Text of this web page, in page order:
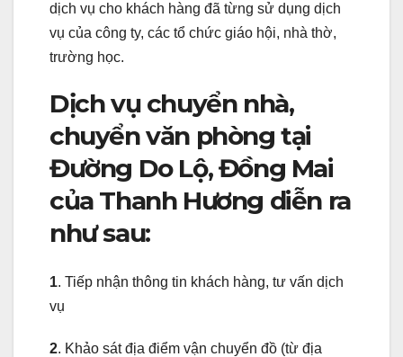
dịch vụ cho khách hàng đã từng sử dụng dịch
vụ của công ty, các tổ chức giáo hội, nhà thờ,
trường học.
Dịch vụ chuyển nhà,
chuyển văn phòng tại
Đường Do Lộ, Đồng Mai
của Thanh Hương diễn ra
như sau:
1. Tiếp nhận thông tin khách hàng, tư vấn dịch
vụ
2. Khảo sát địa điểm vận chuyển đồ (từ địa